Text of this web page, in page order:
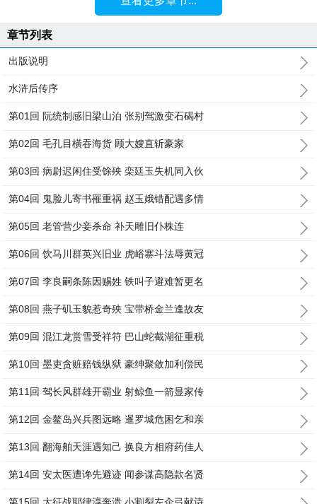
章节列表
出版说明
水浒后传序
第01回 阮统制感旧梁山泊 张别驾激变石碣村
第02回 毛孔目橫吞海货 顾大嫂直斩豪家
第03回 病尉迟闲住受馀殃 栾廷玉失机同入伙
第04回 鬼脸儿寄书罹重祸 赵玉娥错配遇多情
第05回 老管营少妾杀命 补天雕旧仆株连
第06回 饮马川群英兴旧业 虎峪寨斗法辱黄冠
第07回 李良嗣条陈因赐姓 铁叫子避难暂更名
第08回 燕子矶玉貌惹奇殃 宝带桥金兰逢故友
第09回 混江龙赏雪受祥符 巴山蛇截湖征重税
第10回 墨吏贪赃赔钱纵狱 豪绅聚敛加利偿民
第11回 驾长风群雄开霸业 射鲸鱼一箭显家传
第12回 金鳌岛兴兵图远略 暹罗城危困乞和亲
第13回 翻海舶天涯遇知己 换良方相府药佳人
第14回 安太医遭谗先避迹 闻参谋高隐款名贤